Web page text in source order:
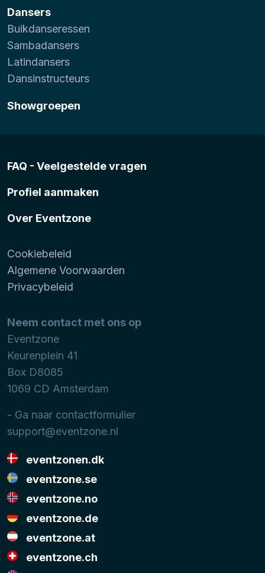
Dansers
Buikdanseressen
Sambadansers
Latindansers
Dansinstructeurs
Showgroepen
FAQ - Veelgestelde vragen
Profiel aanmaken
Over Eventzone
Cookiebeleid
Algemene Voorwaarden
Privacybeleid
Neem contact met ons op
Eventzone
Keurenplein 41
Box D8085
1069 CD Amsterdam
- Ga naar contactformulier
support@eventzone.nl
eventzonen.dk
eventzone.se
eventzone.no
eventzone.de
eventzone.at
eventzone.ch